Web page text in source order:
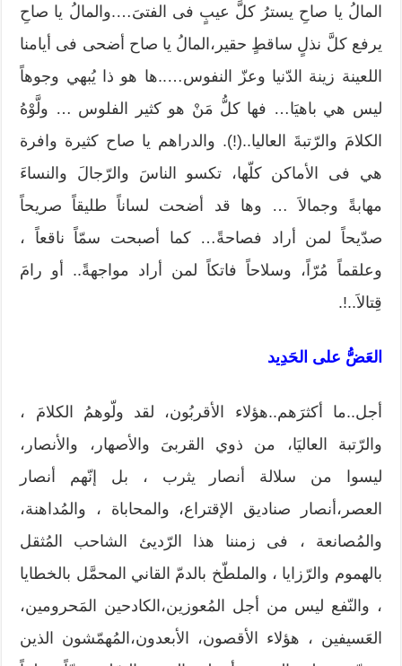
المالُ يا صاحِ يسترُ كلَّ عيبٍ فى الفتىَ….والمالُ يا صاحِ
يرفع كلَّ نذلٍ ساقطٍ حقير،المالُ يا صاح أضحى فى أيامنا
اللعينة زينة الدّنيا وعزّ النفوس…..ها هو ذا يُبهي وجوهاً
ليس هي باهيَا… فها كلُّ مَنْ هو كثير الفلوس … ولَّوْهُ
الكلامَ والرّتبةَ العاليا..(!). والدراهم يا صاح كثيرة وافرة
هي فى الأماكن كلّها، تكسو الناسَ والرّجالَ والنساءَ
مهابةً وجمالاَ … وها قد أضحت لساناً طليقاً صريحاً
صدّيحاً لمن أراد فصاحةً… كما أصبحت سمّاً ناقعاً ،
وعلقماً مُرّاً، وسلاحاً فاتكاً لمن أراد مواجهةً.. أو رامَ
قِتالاَ..!.
العَضُّ على الحَدِيد
أجل..ما أكثرَهم..هؤلاء الأقربُون، لقد ولّوهمُ الكلامَ ،
والرّتبة العاليَا، من ذوي القربىَ والأصهار، والأنصار،
ليسوا من سلالة أنصار يثرب ، بل إنّهم أنصار
العصر،أنصار صناديق الإقتراع، والمحاباة ، والمُداهنة،
والمُصانعة ، فى زمننا هذا الرّديئ الشاحب المُثقل
بالهموم والرّزايا ، والملطّخ بالدمّ القاني المحمَّل بالخطايا
، والنّفع ليس من أجل المُعوزين،الكادحين المَحرومين،
العَسيفين ، هؤلاء الأقصون، الأبعدون،المُهمّشون الذين